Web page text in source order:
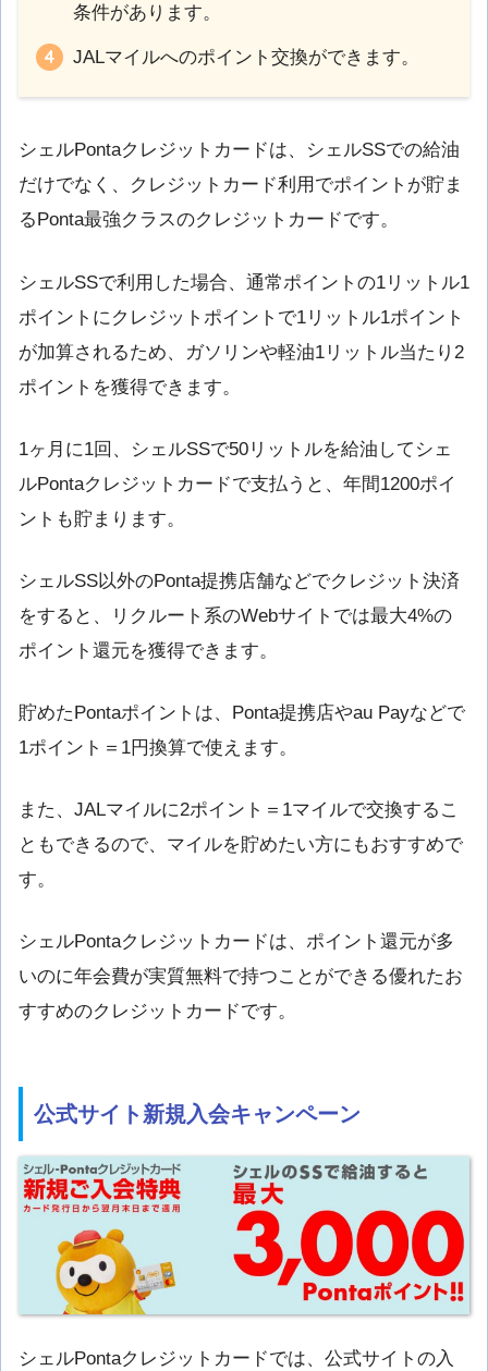
条件があります。
JALマイルへのポイント交換ができます。
シェルPontaクレジットカードは、シェルSSでの給油
だけでなく、クレジットカード利用でポイントが貯ま
るPonta最強クラスのクレジットカードです。
シェルSSで利用した場合、通常ポイントの1リットル1
ポイントにクレジットポイントで1リットル1ポイント
が加算されるため、ガソリンや軽油1リットル当たり2
ポイントを獲得できます。
1ヶ月に1回、シェルSSで50リットルを給油してシェ
ルPontaクレジットカードで支払うと、年間1200ポイ
ントも貯まります。
シェルSS以外のPonta提携店舗などでクレジット決済
をすると、リクルート系のWebサイトでは最大4%の
ポイント還元を獲得できます。
貯めたPontaポイントは、Ponta提携店やau Payなどで
1ポイント＝1円換算で使えます。
また、JALマイルに2ポイント＝1マイルで交換するこ
ともできるので、マイルを貯めたい方にもおすすめで
す。
シェルPontaクレジットカードは、ポイント還元が多
いのに年会費が実質無料で持つことができる優れたお
すすめのクレジットカードです。
公式サイト新規入会キャンペーン
シェルPontaクレジットカードでは、公式サイトの入